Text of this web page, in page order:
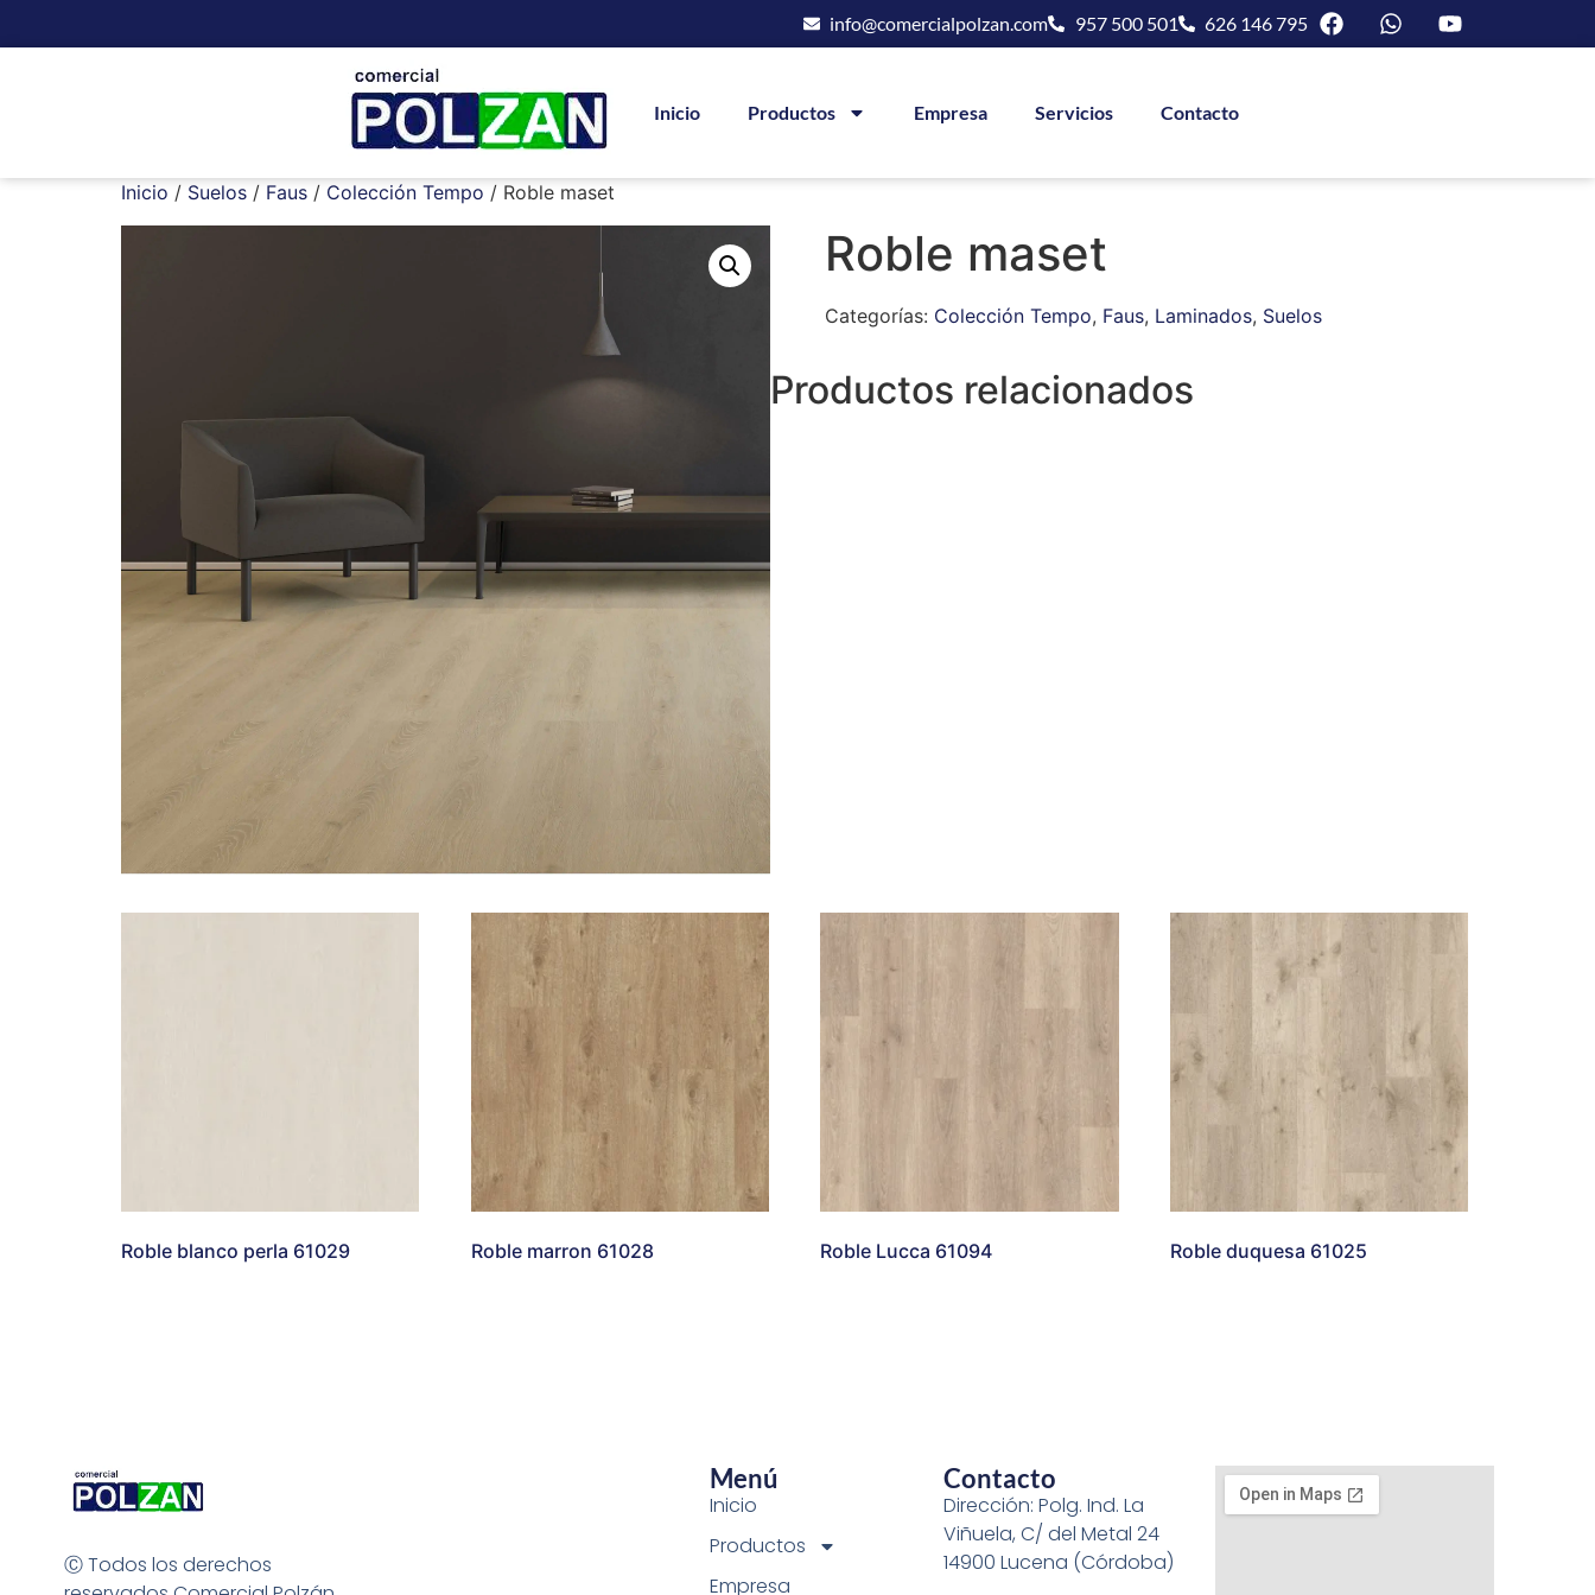
info@comercialpolzan.com 957 500 501 626 146 795
Inicio Productos Empresa Servicios Contacto
Inicio / Suelos / Faus / Colección Tempo / Roble maset
Roble maset
Categorías: Colección Tempo, Faus, Laminados, Suelos
Productos relacionados
Roble blanco perla 61029 Roble marron 61028 Roble Lucca 61094 Roble duquesa 61025
Ⓒ Todos los derechos
Menú
Inicio
Productos
Empresa
Contacto
Dirección: Polg. Ind. La
Viñuela, C/ del Metal 24
14900 Lucena (Córdoba)